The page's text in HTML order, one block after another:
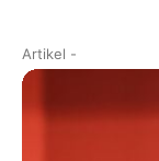
Artikel -